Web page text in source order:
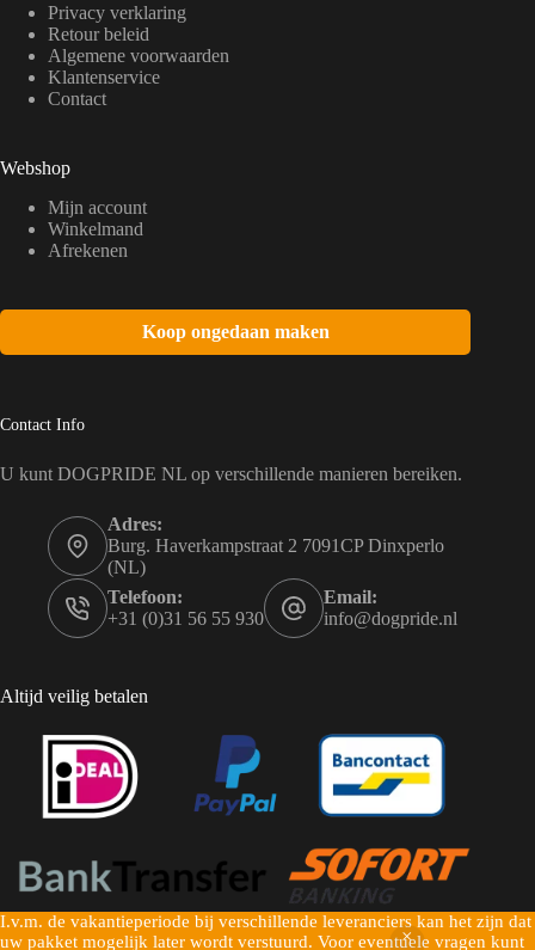
I.v.m. de vakantieperiode bij verschillende leveranciers kan het zijn dat
uw pakket mogelijk later wordt verstuurd. Voor eventuele vragen kunt
Privacy verklaring
Retour beleid
Algemene voorwaarden
Klantenservice
Contact
Webshop
Mijn account
Winkelmand
Afrekenen
Koop ongedaan maken
Contact Info
U kunt DOGPRIDE NL op verschillende manieren bereiken.
Adres:
Burg. Haverkampstraat 2 7091CP Dinxperlo
(NL)
Telefoon:
+31 (0)31 56 55 930
Email:
info@dogpride.nl
Altijd veilig betalen
Copyright © 2026 Dogpride NL - Mogelijk gemaakt door